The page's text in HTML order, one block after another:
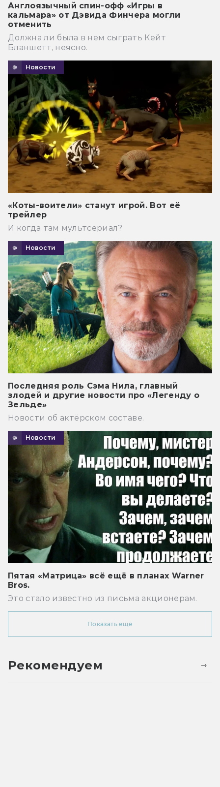
Англоязычный спин-офф «Игры в
кальмара» от Дэвида Финчера могли
отменить
Должна ли была в нем сыграть Кейт
Бланшетт, неясно.
Новости
«Коты-воители» станут игрой. Вот её
трейлер
И когда там мультсериал?
Новости
Последняя роль Сэма Нила, главный
злодей и другие новости про «Легенду о
Зельде»
Новости об актёрском составе.
Новости
Пятая «Матрица» всё ещё в планах Warner
Bros.
Это стало известно из письма акционерам.
Показать ещё
Рекомендуем